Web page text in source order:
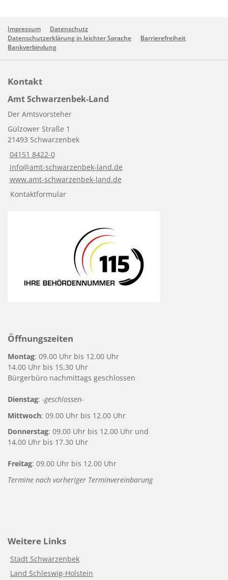
Impressum
Datenschutz
Datenschutzerklärung in leichter Sprache
Barrierefreiheit
Bankverbindung
Kontakt
Amt Schwarzenbek-Land
Der Amtsvorsteher
Gülzower Straße 1
21493 Schwarzenbek
04151 8422-0
info@amt-schwarzenbek-land.de
www.amt-schwarzenbek-land.de
Kontaktformular
Öffnungszeiten
Montag: 09.00 Uhr bis 12.00 Uhr
14.00 Uhr bis 15.30 Uhr
Bürgerbüro nachmittags geschlossen
Dienstag: -geschlossen-
Mittwoch: 09.00 Uhr bis 12.00 Uhr
Donnerstag: 09.00 Uhr bis 12.00 Uhr und
14.00 Uhr bis 17.30 Uhr
Freitag: 09.00 Uhr bis 12.00 Uhr
Termine nach vorheriger Terminvereinbarung
Weitere Links
Stadt Schwarzenbek
Land Schleswig-Holstein